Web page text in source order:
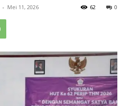
- Mei 11, 2026 0
62